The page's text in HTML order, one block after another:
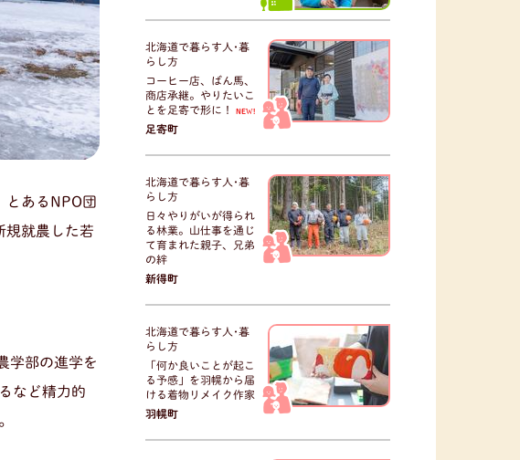
とあるNPO団
規就農した若
学部の進学を
など精力的
北海道で暮らす人･暮
らし方
コーヒー店、ばん馬、
商店承継。やりたいこ
とを足寄で形に！
NEW!
足寄町
北海道で暮らす人･暮
らし方
日々やりがいが得られ
る林業。山仕事を通じ
て育まれた親子、兄弟
の絆
新得町
北海道で暮らす人･暮
らし方
「何か良いことが起こ
る予感」を羽幌から届
ける着物リメイク作家
羽幌町